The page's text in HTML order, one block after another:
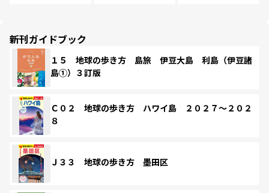
新刊ガイドブック
１５ 地球の歩き方 島旅 伊豆大島 利島（伊豆諸
島①）３訂版
Ｃ０２ 地球の歩き方 ハワイ島 ２０２７～２０２
８
Ｊ３３ 地球の歩き方 墨田区